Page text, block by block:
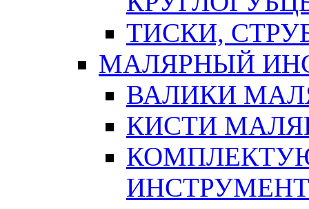
ТИСКИ,
МАЛЯРНЫЙ
ВАЛИКИ
КИСТИ